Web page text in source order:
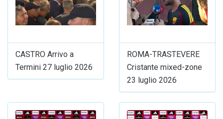
CASTRO Arrivo a
Termini 27 luglio 2026
ROMA-TRASTEVERE
Cristante mixed-zone
23 luglio 2026